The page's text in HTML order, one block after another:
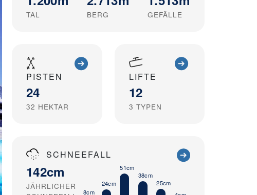
TAL BERG GEFÄLLE
PISTEN
24
32 HEKTAR
LIFTE
12
3 TYPEN
SCHNEEFALL
142cm
JÄHRLICHER
8cm
24cm
51cm
38cm
25cm